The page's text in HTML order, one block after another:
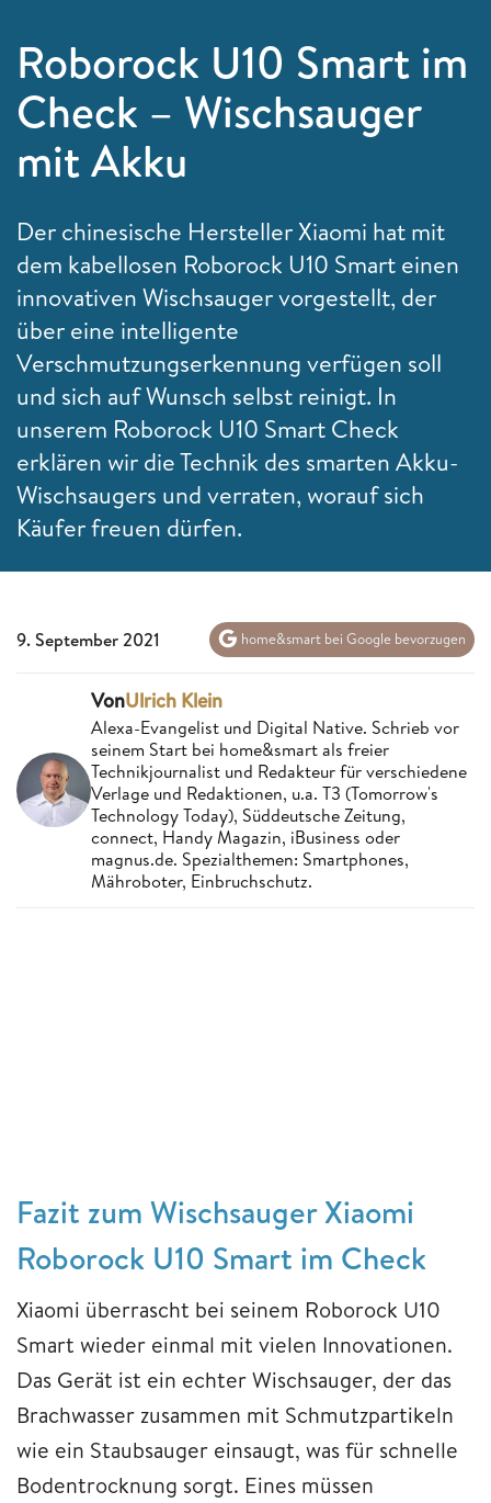
Roborock U10 Smart im
Check – Wischsauger
mit Akku
Der chinesische Hersteller Xiaomi hat mit
dem kabellosen Roborock U10 Smart einen
innovativen Wischsauger vorgestellt, der
über eine intelligente
Verschmutzungserkennung verfügen soll
und sich auf Wunsch selbst reinigt. In
unserem Roborock U10 Smart Check
erklären wir die Technik des smarten Akku-
Wischsaugers und verraten, worauf sich
Käufer freuen dürfen.
9. September 2021 home&smart bei Google bevorzugen
VonUlrich Klein
Alexa-Evangelist und Digital Native. Schrieb vor
seinem Start bei home&smart als freier
Technikjournalist und Redakteur für verschiedene
Verlage und Redaktionen, u.a. T3 (Tomorrow's
Technology Today), Süddeutsche Zeitung,
connect, Handy Magazin, iBusiness oder
magnus.de. Spezialthemen: Smartphones,
Mähroboter, Einbruchschutz.
Fazit zum Wischsauger Xiaomi
Roborock U10 Smart im Check
Xiaomi überrascht bei seinem Roborock U10
Smart wieder einmal mit vielen Innovationen.
Das Gerät ist ein echter Wischsauger, der das
Brachwasser zusammen mit Schmutzpartikeln
wie ein Staubsauger einsaugt, was für schnelle
Bodentrocknung sorgt. Eines müssen